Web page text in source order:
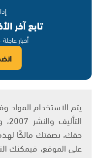
تابع آخر
أخبار
حقك، بصفتك مالكًا
على الموقع، فيمكنك